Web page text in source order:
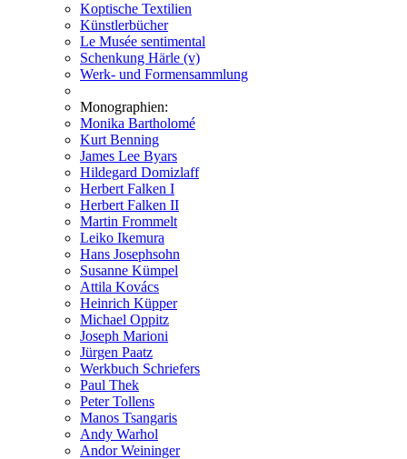
Koptische Textilien
Künstlerbücher
Le Musée sentimental
Schenkung Härle (v)
Werk- und Formensammlung
Monographien:
Monika Bartholomé
Kurt Benning
James Lee Byars
Hildegard Domizlaff
Herbert Falken I
Herbert Falken II
Martin Frommelt
Leiko Ikemura
Hans Josephsohn
Susanne Kümpel
Attila Kovács
Heinrich Küpper
Michael Oppitz
Joseph Marioni
Jürgen Paatz
Werkbuch Schriefers
Paul Thek
Peter Tollens
Manos Tsangaris
Andy Warhol
Andor Weininger